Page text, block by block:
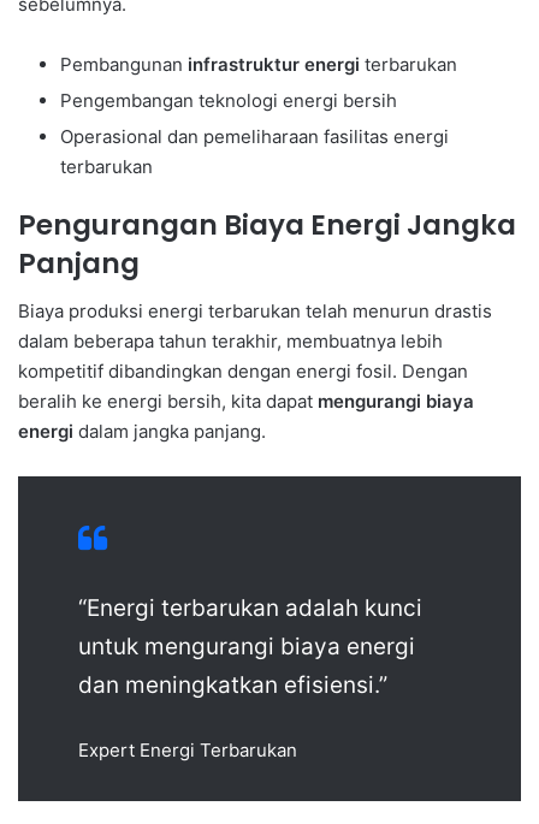
Pembangunan infrastruktur energi terbarukan
Pengembangan teknologi energi bersih
Operasional dan pemeliharaan fasilitas energi
terbarukan
Pengurangan Biaya Energi Jangka
Panjang
Biaya produksi energi terbarukan telah menurun drastis
dalam beberapa tahun terakhir, membuatnya lebih
kompetitif dibandingkan dengan energi fosil. Dengan
beralih ke energi bersih, kita dapat mengurangi biaya
energi dalam jangka panjang.
“Energi terbarukan adalah kunci
untuk mengurangi biaya energi
dan meningkatkan efisiensi.”
Expert Energi Terbarukan